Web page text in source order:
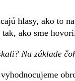
hlasy, ako to
tak, ako sme
Na základe